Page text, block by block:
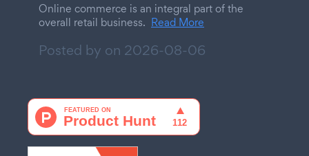
Online commerce is an integral part of the
overall retail business. Read More
Posted by on 2026-08-06